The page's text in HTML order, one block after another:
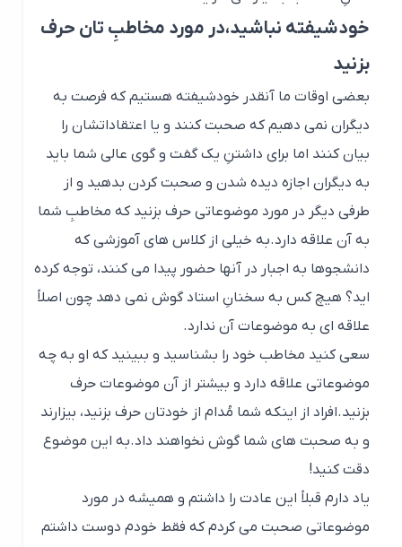
طرفی دیگر در مورد موضوعاتی حرف بزنید که مخاطبِ شما
اید؟ هیچ کس به سخنانِ استاد گوش نمی دهد چون اصلاً
علاقه ای به موضوعات آن ندارد.
سعی کنید مخاطب خود را بشناسید و ببینید که او به چه
موضوعاتی علاقه دارد و بیشتر از آن موضوعات حرف
بزنید.افراد از اینکه شما مُدام از خودتان حرف بزنید، بیزارند
و به صحبت های شما گوش نخواهند داد.به این موضوع
دقت کنید!
یاد دارم قبلاً این عادت را داشتم و همیشه در مورد
موضوعاتی صحبت می کردم که فقط خودم دوست داشتم
و هیچ اهمیتی نمی دادم که شخصی که دارم برایش حرف
می زنم، به چه چیزی علاقه دارد و خیلی اوقات میدیم که
دیگران با بی میلی به حرف هایم گوش می دهند؛ بعداً که
متوجه شدم و آن را اصلاح کردم، دیدم که دیگران بهتر به
حرف هایم گوش میدهند و بیشتر تمایل دارند با من ارتباط
برقرار کنند.